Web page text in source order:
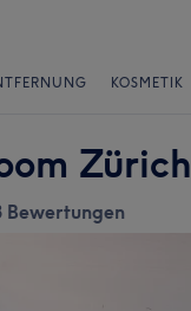
KOSMETIK
Zürich
Bewertungen